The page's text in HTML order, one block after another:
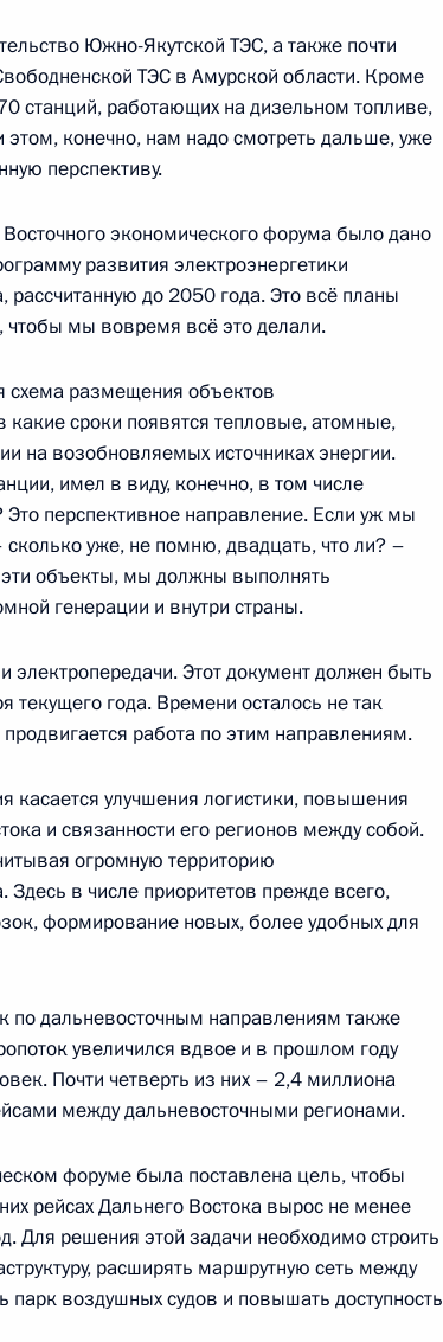
крае
край
экономического
края Олегом
2024
Востока и запуск
флотилии
Южно-Якутской ТЭС, а также почти
ТЭС в Амурской области. Кроме
станций, работающих на дизельном топливе,
конечно, нам надо смотреть дальше, уже
перспективу.
экономического форума было дано
развития электроэнергетики
рассчитанную до 2050 года. Это всё планы
мы вовремя всё это делали.
схема размещения объектов
какие сроки появятся тепловые, атомные,
на возобновляемых источниках энергии.
имел в виду, конечно, в том числе
перспективное направление. Если уж мы
уже, не помню, двадцать, что ли? –
объекты, мы должны выполнять
генерации и внутри страны.
Этот документ должен быть
года. Времени осталось не так
работа по этим направлениям.
улучшения логистики, повышения
и связанности его регионов между собой.
огромную территорию
Здесь в числе приоритетов прежде всего,
формирование новых, более удобных для
по дальневосточным направлениям также
увеличился вдвое и в прошлом году
Почти четверть из них – 2,4 миллиона
между дальневосточными регионами.
форуме была поставлена цель, чтобы
рейсах Дальнего Востока вырос не менее
Для решения этой задачи необходимо строить
расширять маршрутную сеть между
парк воздушных судов и повышать доступность